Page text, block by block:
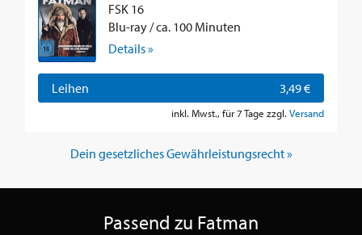
FSK 16
Blu-ray / ca. 100 Minuten
Details »
Leihen 3,49 €
inkl. Mwst., für 7 Tage zzgl. Versand
Dein gesetzliches Gewährleistungsrecht »
Passend zu Fatman